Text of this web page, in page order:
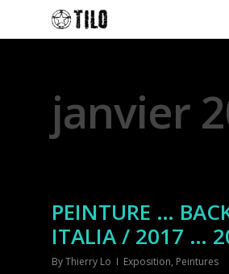
janvier
PEINTURE …
ITALIA / 2017 …
ByThierry Lo Exposition, Peintures